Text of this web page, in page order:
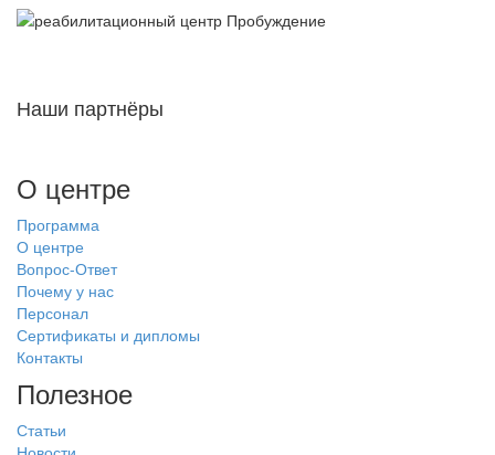
Наши партнёры
О центре
Программа
О центре
Вопрос-Ответ
Почему у нас
Персонал
Сертификаты и дипломы
Контакты
Полезное
Статьи